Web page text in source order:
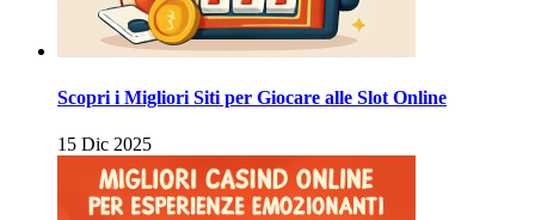
Scopri i Migliori Siti per Giocare alle Slot Online
15 Dic 2025